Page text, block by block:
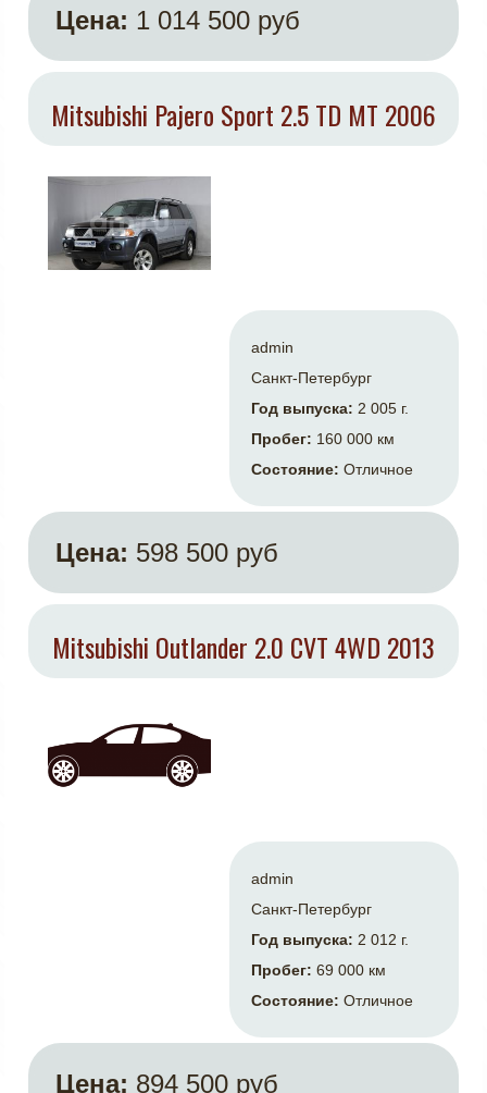
Цена: 1 014 500 руб
Mitsubishi Pajero Sport 2.5 TD MT 2006
admin
Санкт-Петербург
Год выпуска: 2 005 г.
Пробег: 160 000 км
Состояние:Отличное
Цена: 598 500 руб
Mitsubishi Outlander 2.0 CVT 4WD 2013
admin
Санкт-Петербург
Год выпуска: 2 012 г.
Пробег:69 000 км
Состояние:Отличное
Цена: 894 500 руб